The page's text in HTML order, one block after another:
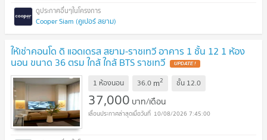
Cooper Siam (คูเปอร์ สยาม)
ให้เช่าคอนโด ดิ แอดเดรส สยาม-ราชเทวี อาคาร 1 ชั้น 12 1 ห้อง
นอน ขนาด 36 ตรม ใกล้ ใกล้ BTS ราชเทวี UPDATE !
1 ห้องนอน 36.0 m2 ชั้น 12.0
37,000 บาท/เดือน
10/08/2026 7:45:00